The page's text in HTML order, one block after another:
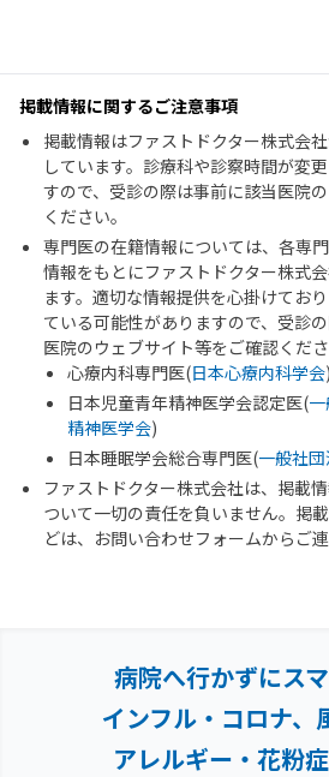
掲載情報に関するご注意事項
掲載情報はファストドクター株式会
しています。診療科や診察時間が変
すので、受診の際は事前に該当医院
ください。
専門医の在籍情報については、各専
情報をもとにファストドクター株式
ます。適切な情報提供を心掛けてお
ている可能性がありますので、受診
医院のウェブサイト等をご確認くださ
心療内科専門医(日本心療内科学会)
日本児童青年精神医学会認定医(
精神医学会)
日本睡眠学会総合専門医(一般社
ファストドクター株式会社は、掲載
ついて一切の責任を負いません。掲
どは、お問い合わせフォームからご連
病院へ行かずにス
インフル・コロナ、
アレルギー・花粉症